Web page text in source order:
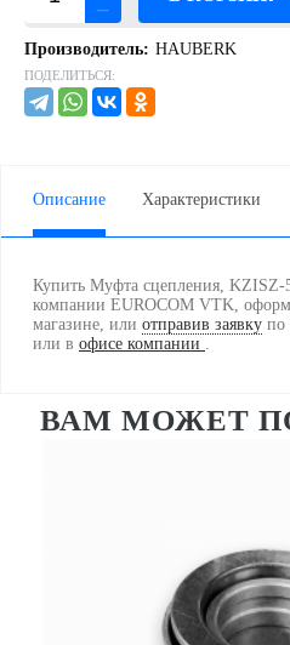
Производитель: HAUBERK
ПОДЕЛИТЬСЯ:
Описание Характеристики
Купить Муфта сцепления, KZISZ-
компании EUROCOM VTK,
магазине, или отправив заявку по
или в офисе компании .
ВАМ МОЖЕТ